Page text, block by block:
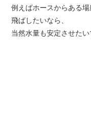
例えばホースからある
飛ばしたいなら、
当然水量も安定させたい